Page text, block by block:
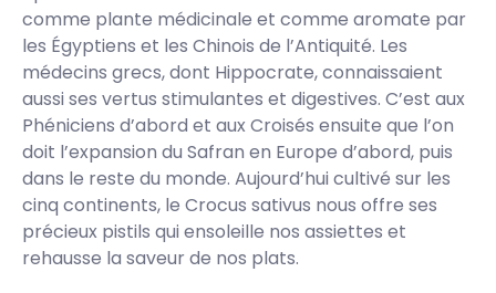
comme plante médicinale et comme aromate par
les Égyptiens et les Chinois de l’Antiquité. Les
médecins grecs, dont Hippocrate, connaissaient
aussi ses vertus stimulantes et digestives. C’est aux
Phéniciens d’abord et aux Croisés ensuite que l’on
doit l’expansion du Safran en Europe d’abord, puis
dans le reste du monde. Aujourd’hui cultivé sur les
cinq continents, le Crocus sativus nous offre ses
précieux pistils qui ensoleille nos assiettes et
rehausse la saveur de nos plats.